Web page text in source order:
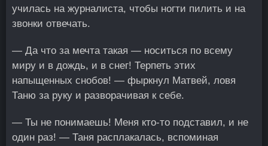
училась на журналиста, чтобы ногти пилить и на
звонки отвечать.
— Да что за мечта такая — носиться по всему
миру и в дождь, и в снег! Терпеть этих
напыщенных снобов! — фыркнул Матвей, ловя
Таню за руку и разворачивая к себе.
— Ты не понимаешь! Меня кто-то подставил, и не
один раз! — Таня расплакалась, вспоминая